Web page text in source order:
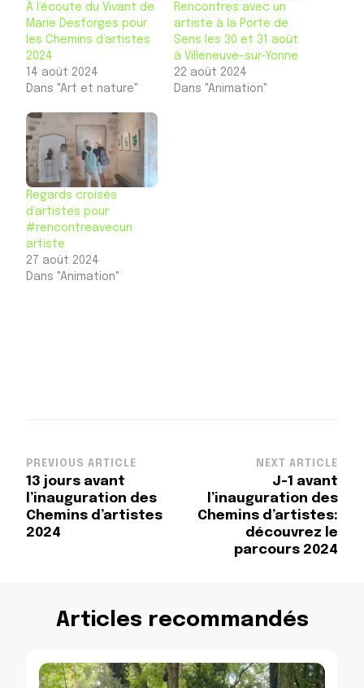
À l’écoute du Vivant de
Marie Desforges pour
les Chemins d’artistes
2024
14 août 2024
Dans "Art et nature"
Rencontres avec un
artiste à la Porte de
Sens les 30 et 31 août
à Villeneuve-sur-Yonne
22 août 2024
Dans "Animation"
Regards croisés
d’artistes pour
#rencontreavecun
artiste
27 août 2024
Dans "Animation"
Post
Navigation
PREVIOUS ARTICLE
13 jours avant
l’inauguration des
Chemins d’artistes
2024
NEXT ARTICLE
J-1 avant
l’inauguration des
Chemins d’artistes:
découvrez le
parcours 2024
Articles recommandés